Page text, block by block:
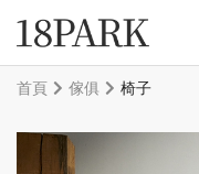
首頁 傢俱 椅子